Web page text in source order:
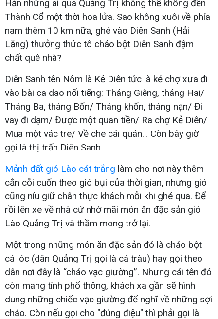
Hẳn những ai qua Quảng Trị không thể không đến
Thành Cổ một thời hoa lửa. Sao không xuôi về phía
nam thêm 10 km nữa, ghé vào Diên Sanh (Hải
Lăng) thưởng thức tô cháo bột Diên Sanh đậm
chất quê nhà?
Diên Sanh tên Nôm là Kẻ Diên tức là kẻ chợ xưa đi
vào bài ca dao nối tiếng: Tháng Giêng, tháng Hai/
Tháng Ba, tháng Bốn/ Tháng khốn, tháng nạn/ Đi
vay đi dạm/ Được một quan tiền/ Ra chợ Kẻ Diên/
Mua một vác tre/ Về che cái quán… Còn bây giờ
gọi là thị trấn Diên Sanh.
Mảnh đất gió Lào cát trắng làm cho nơi này thêm
cằn cỗi cuốn theo gió bụi của thời gian, nhưng gió
cũng níu giữ chân thực khách mỗi khi ghé qua. Để
rồi lên xe về nhà cứ nhớ mãi món ăn đặc sản gió
Lào Quảng Trị và thầm mong trở lại.
Một trong những món ăn đặc sản đó là cháo bột
cá lóc (dân Quảng Trị gọi là cá tràu) hay gọi theo
dân nơi đây là “cháo vạc giường”. Nhưng cái tên đó
còn mang tính phổ thông, khách xa gần sẽ hình
dung những chiếc vạc giường để nghĩ về những sợi
cháo. Còn nếu gọi cho "đúng điệu" thì phải gọi là